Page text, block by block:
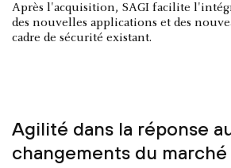
Après l'acquisition, SAGI facilite
des nouvelles applications et des
cadre de sécurité existant.
Agilité dans la réponse
changements du marché